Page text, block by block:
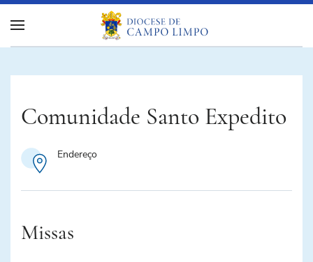
Comunidade Santo Expedito
Endereço
Missas